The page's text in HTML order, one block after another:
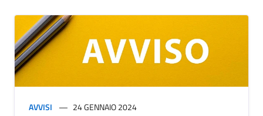
AVVISI 24 GENNAIO 2024